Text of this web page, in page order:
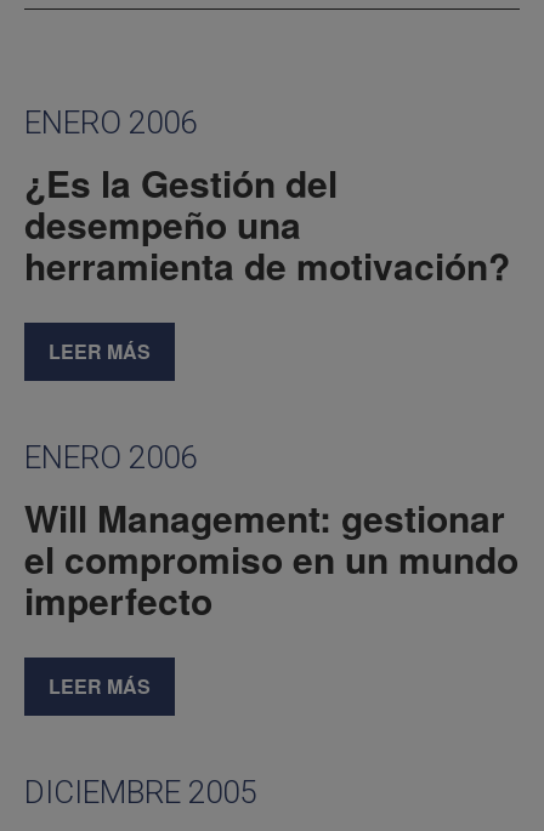
ENERO 2006
¿Es la Gestión del
desempeño una
herramienta de motivación?
LEER MÁS
ENERO 2006
Will Management: gestionar
el compromiso en un mundo
imperfecto
LEER MÁS
DICIEMBRE 2005